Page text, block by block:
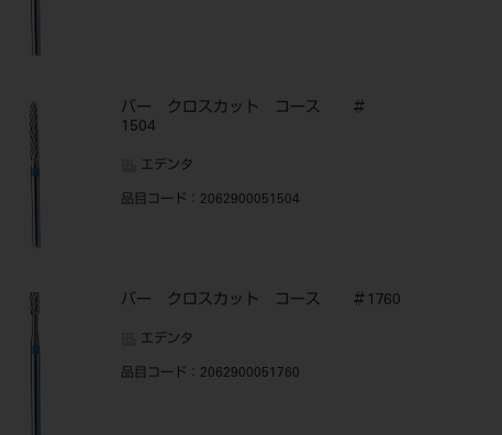
バー クロスカット コース ＃
1504
エデンタ
品目コード ：2062900051504
バー クロスカット コース ＃1760
エデンタ
品目コード ：2062900051760